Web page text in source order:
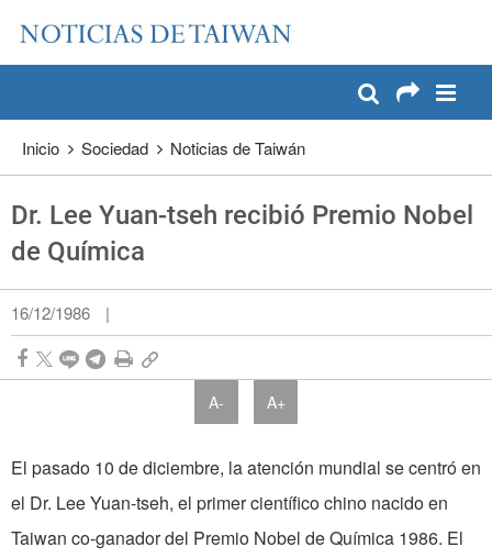
Pase a contenido principal
Inicio Sociedad Noticias de Taiwán
Dr. Lee Yuan-tseh recibió Premio Nobel
de Química
16/12/1986 |
A- A+
El pasado 10 de diciembre, la atención mundial se centró en
el Dr. Lee Yuan-tseh, el primer científico chino nacido en
Taiwan co-ganador del Premio Nobel de Química 1986. El